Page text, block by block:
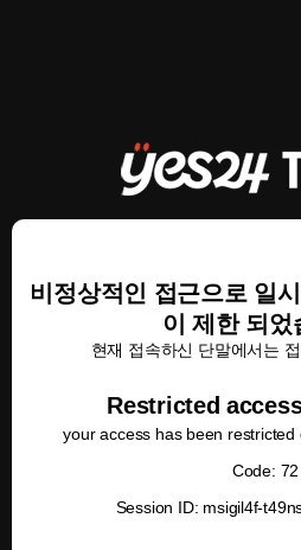
비정상적인 접근으로 일
이 제한 되었
현재 접속하신 단말에서는
Restricted
your access has been restricted
Code: 72
Session ID: msigil4f-